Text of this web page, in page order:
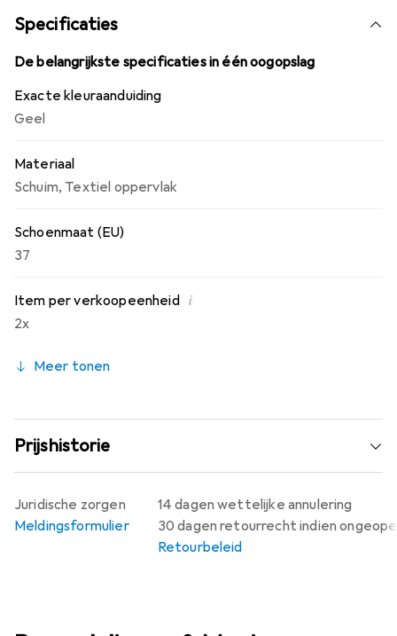
antibacteriële textieloppervlakte voor een efficiënte
klimaatregulering en minimaliseert het onaangename
geurvorming.
Specificaties
De belangrijkste specificaties in één oogopslag
Exacte kleuraanduiding
Geel
Materiaal
Schuim, Textiel oppervlak
Schoenmaat (EU)
37
Item per verkoopeenheid i
2x
Meer tonen
Prijshistorie
14 dagen wettelijke annulering
30 dagen retourrecht indien
Retourbeleid
Juridische zorgen
Meldingsformulier